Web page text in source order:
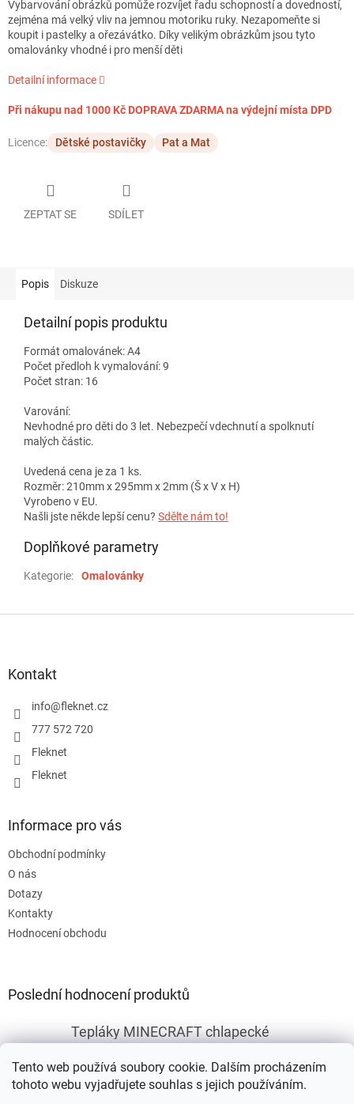
Tento web používá soubory cookie. Dalším procházením
tohoto webu vyjadřujete souhlas s jejich používáním.
Vybarvování obrázků pomůže rozvíjet řadu schopností a dovedností,
zejména má velký vliv na jemnou motoriku ruky. Nezapomeňte si
koupit i pastelky a ořezávátko. Díky velikým obrázkům jsou tyto
omalovánky vhodné i pro menší děti
Detailní informace
Při nákupu nad 1000 Kč DOPRAVA ZDARMA na výdejní místa DPD
Licence: Dětské postavičky Pat a Mat
ZEPTAT SE SDÍLET
Popis Diskuze
Detailní popis produktu
Formát omalovánek: A4
Počet předloh k vymalování: 9
Počet stran: 16
Varování:
Nevhodné pro děti do 3 let. Nebezpečí vdechnutí a spolknutí
malých částic.
Uvedená cena je za 1 ks.
Rozměr: 210mm x 295mm x 2mm (Š x V x H)
Vyrobeno v EU.
Našli jste někde lepší cenu? Sdělte nám to!
Doplňkové parametry
Kategorie: Omalovánky
Kontakt
info@fleknet.cz
777 572 720
Fleknet
Fleknet
Informace pro vás
Obchodní podmínky
O nás
Dotazy
Kontakty
Hodnocení obchodu
Poslední hodnocení produktů
Tepláky MINECRAFT chlapecké